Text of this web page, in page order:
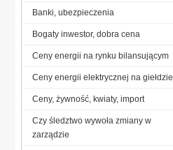
Banki, ubezpieczenia
Bogaty inwestor, dobra cena
Ceny energii na rynku bilansującym
Ceny energii elektrycznej na giełdzie
Ceny, żywność, kwiaty, import
Czy śledztwo wywoła zmiany w
zarządzie